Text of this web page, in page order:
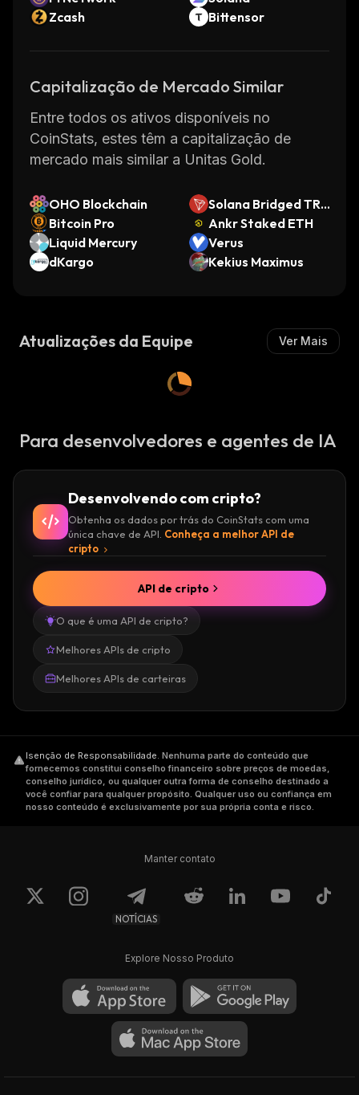
Zcash
Bittensor
Capitalização de Mercado Similar
Entre todos os ativos disponíveis no
CoinStats, estes têm a capitalização de
mercado mais similar a Unitas Gold.
OHO Blockchain
Solana Bridged TRX
(Solana)
Bitcoin Pro
Ankr Staked ETH
Liquid Mercury
Verus
dKargo
Kekius Maximus
Atualizações da Equipe Ver Mais
Para desenvolvedores e agentes de IA
Desenvolvendo com cripto?
Obtenha os dados por trás do CoinStats com uma
única chave de API. Conheça a melhor API de
cripto
O que é uma API de cripto?
Melhores APIs de cripto
Melhores APIs de carteiras
API de cripto
Isenção de Responsabilidade. Nenhuma parte do conteúdo que
fornecemos constitui conselho financeiro sobre preços de moedas,
conselho jurídico, ou qualquer outra forma de conselho destinado a
você confiar para qualquer propósito. Qualquer uso ou confiança em
nosso conteúdo é exclusivamente por sua própria conta e risco.
Manter contato
NOTÍCIAS
Explore Nosso Produto